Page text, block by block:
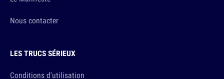
Nous contacter
LES TRUCS SÉRIEUX
Conditions d'utilisation